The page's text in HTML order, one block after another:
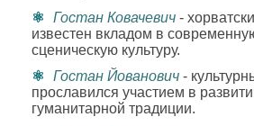
Гостан Ковачевич -
известен вкладом в
сценическую культуру.
Гостан Йованович -
прославился участием в
гуманитарной традиции.